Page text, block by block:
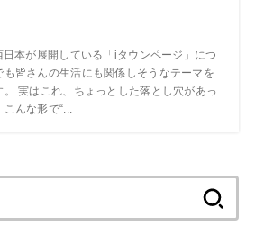
本が展開している「iタウンページ」につ
皆さんの生活にも関係しそうなテーマを
実はこれ、ちょっとした落とし穴があっ
んな形で“...
索: